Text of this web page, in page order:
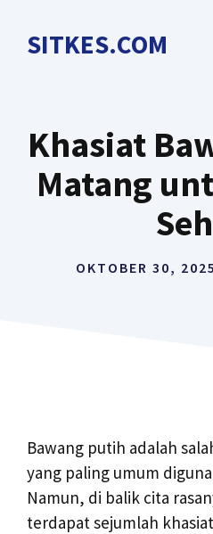
SITKES.COM
Khasiat
Matang
OKTOBER 30, 2025
Bawang putih adalah
yang paling umum
Namun, di balik cita
terdapat sejumlah